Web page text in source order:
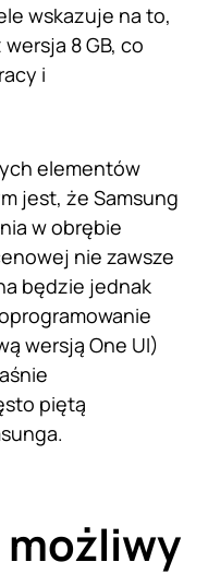
wskazuje na to,
8 GB, co
i
elementów
jest, że Samsung
w obrębie
nie zawsze
będzie jednak
wersją One UI)
piętą
możliwy